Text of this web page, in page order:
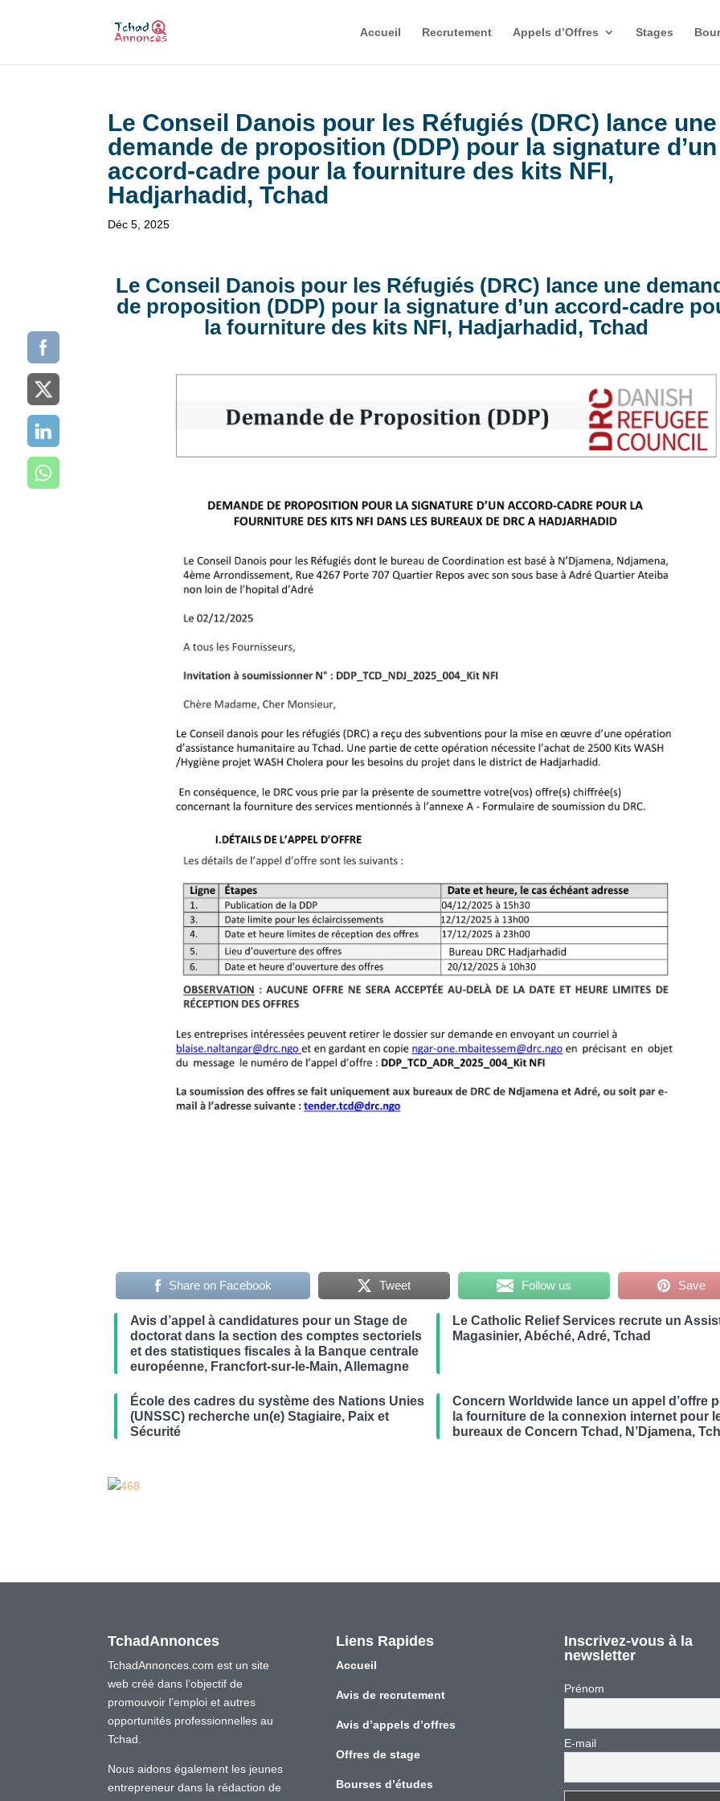
Accueil Recrutement Appels d’Offres Stages
Le Conseil Danois pour les Réfugiés (DRC) lance une
demande de proposition (DDP) pour la signature d’un
accord-cadre pour la fourniture des kits NFI,
Hadjarhadid, Tchad
Déc 5, 2025
Le Conseil Danois pour les Réfugiés (DRC) lance une
de proposition (DDP) pour la signature d’un accord-cadre
la fourniture des kits NFI, Hadjarhadid, Tchad
Share on Facebook Tweet Follow us Save
Avis d’appel à candidatures pour un Stage de
doctorat dans la section des comptes sectoriels
et des statistiques fiscales à la Banque centrale
européenne, Francfort-sur-le-Main, Allemagne
Le Catholic Relief Services recrute un
Magasinier, Abéché, Adré, Tchad
École des cadres du système des Nations Unies
(UNSSC) recherche un(e) Stagiaire, Paix et
Sécurité
Concern Worldwide lance un appel d’offre
la fourniture de la connexion internet pour
bureaux de Concern Tchad, N’Djamena,
TchadAnnonces
TchadAnnonces.com est un site
web créé dans l’objectif de
promouvoir l’emploi et autres
opportunités professionnelles au
Tchad.
Nous aidons également les jeunes
entrepreneur dans la rédaction de
Liens Rapides
Accueil
Avis de recrutement
Avis d’appels d’offres
Offres de stage
Bourses d’études
Inscrivez-vous à la
newsletter
Prénom
E-mail